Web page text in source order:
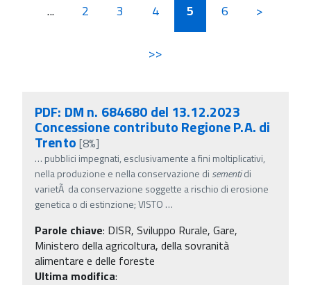
... 2 3 4 5 6 >
>>
PDF: DM n. 684680 del 13.12.2023
Concessione contributo Regione P.A. di
Trento [8%]
… pubblici impegnati, esclusivamente a fini moltiplicativi,
nella produzione e nella conservazione di sementidi
varietÃ da conservazione soggette a rischio di erosione
genetica o di estinzione; VISTO …
Parole chiave: DISR, Sviluppo Rurale, Gare,
Ministero della agricoltura, della sovranità
alimentare e delle foreste
Ultima modifica: